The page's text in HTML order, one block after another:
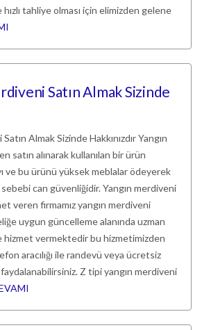
tahliye olması için elimizden gelene
Satın Almak Sizinde
Almak Sizinde Hakkınızdır Yangın
satın alınarak kullanılan bir ürün
ve bu ürünü yüksek meblalar ödeyerek
sebebi can güvenliğidir. Yangın merdiveni
veren firmamız yangın merdiveni
uygun güncelleme alanında uzman
hizmet vermektedir bu hizmetimizden
aracılığı ile randevü veya ücretsiz
Z tipi yangın merdiveni